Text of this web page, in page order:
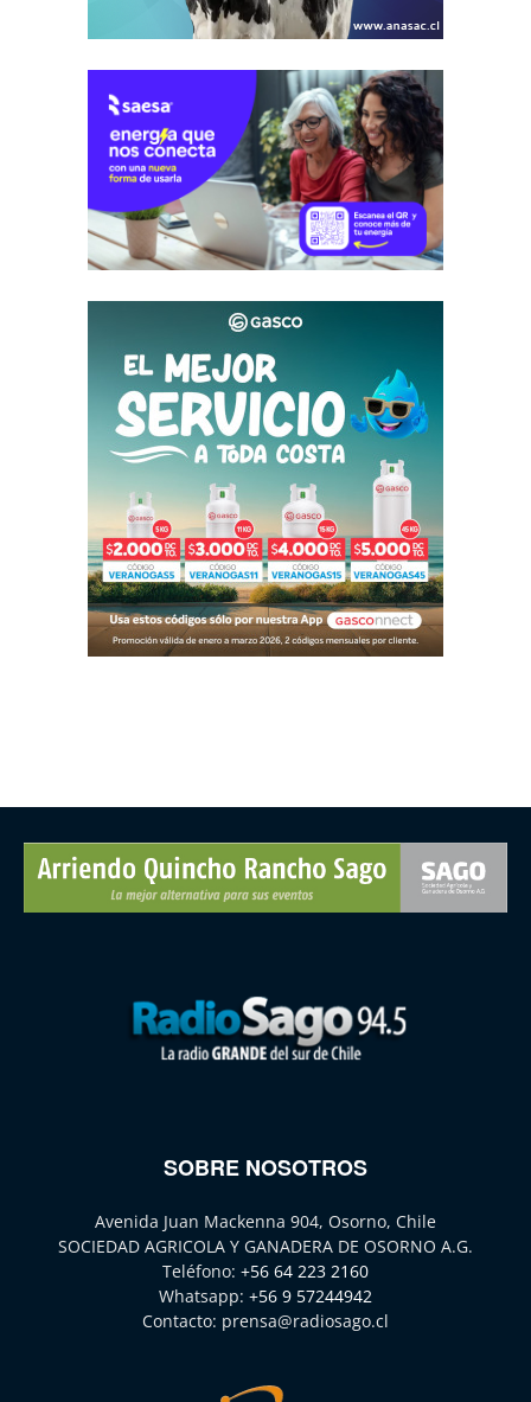
SOBRE NOSOTROS
Avenida Juan Mackenna 904, Osorno, Chile
SOCIEDAD AGRICOLA Y GANADERA DE OSORNO A.G.
Teléfono: +56 64 223 2160
Whatsapp: +56 9 57244942
Contacto: prensa@radiosago.cl